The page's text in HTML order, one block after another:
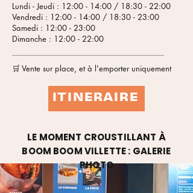
Lundi - Jeudi : 12:00 - 14:00 / 18:30 - 22:00
Vendredi : 12:00 - 14:00 / 18:30 - 23:00
Samedi : 12:00 - 23:00
Dimanche : 12:00 - 22:00
🛒 Vente sur place, et à l'emporter uniquement
ITINERAIRE
LE MOMENT CROUSTILLANT À
BOOM BOOM VILLETTE : GALERIE
PHOTO